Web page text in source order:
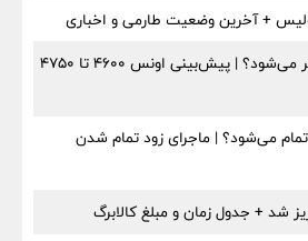
+ آخرین وضعیت طارمی و اخباری
قیمت طلا دوباره منفجر می‌شود؟ | پیش‌بینی اونس ۴۶۰۰ تا ۴۷۵۰
می‌شود؟ | ماجرای زود تمام شدن